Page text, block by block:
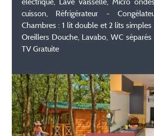
cuisson, Réfrigérateur -
Chambres : 1 lit double et 2 lits simples
Oreillers Douche, Lavabo, WC
TV Gratuite